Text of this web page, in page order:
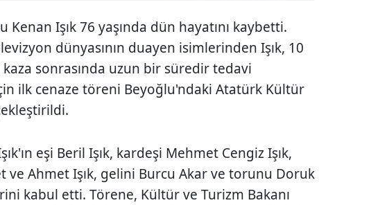
Kenan Işık 76 yaşında dün hayatını kaybetti.
dünyasının duayen isimlerinden Işık, 10
sonrasında uzun bir süredir tedavi
ilk cenaze töreni Beyoğlu'ndaki Atatürk Kültür
eşi Beril Işık, kardeşi Mehmet Cengiz Işık,
ve Ahmet Işık, gelini Burcu Akar ve torunu Doruk
kabul etti. Törene, Kültür ve Turizm Bakanı